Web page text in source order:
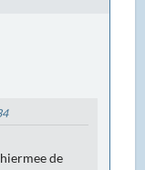
de